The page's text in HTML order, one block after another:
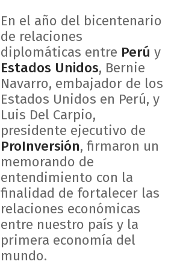
En el año del bicentenario
de relaciones
diplomáticas entre Perú y
Estados Unidos, Bernie
Navarro, embajador de los
Estados Unidos en Perú, y
Luis Del Carpio,
presidente ejecutivo de
ProInversión, firmaron un
memorando de
entendimiento con la
finalidad de fortalecer las
relaciones económicas
entre nuestro país y la
primera economía del
mundo.